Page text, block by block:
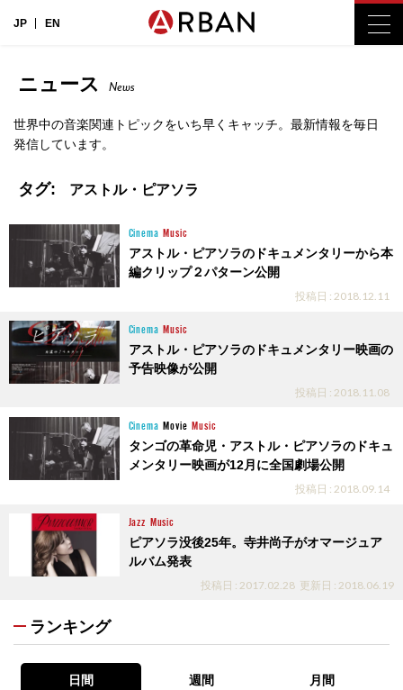
JP EN
ニュース News
世界中の音楽関連トピックをいち早くキャッチ。最新情報を毎日
発信しています。
タグ: アストル・ピアソラ
Cinema Music
アストル・ピアソラのドキュメンタリーから本
編クリップ２パターン公開
投稿日 : 2018.12.11
Cinema Music
アストル・ピアソラのドキュメンタリー映画の
予告映像が公開
投稿日 : 2018.11.08
Cinema Movie Music
タンゴの革命児・アストル・ピアソラのドキュ
メンタリー映画が12月に全国劇場公開
投稿日 : 2018.09.14
Jazz Music
ピアソラ没後25年。寺井尚子がオマージュア
ルバム発表
投稿日 : 2017.02.28 更新日 : 2018.06.19
ランキング
日間 週間 月間